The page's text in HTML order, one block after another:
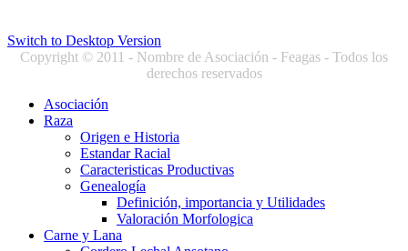
Switch to Desktop Version
Copyright © 2011 - Nombre de Asociación - Feagas - Todos los
derechos reservados
Asociación
Raza
Origen e Historia
Estandar Racial
Caracteristicas Productivas
Genealogía
Definición, importancia y Utilidades
Valoración Morfologica
Carne y Lana